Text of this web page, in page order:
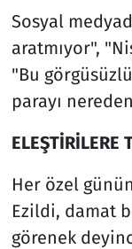
Sosyal
aratmıyor",
"Bu
parayı
ELEŞTİRİLERE
Her özel
Ezildi, damat
görenek